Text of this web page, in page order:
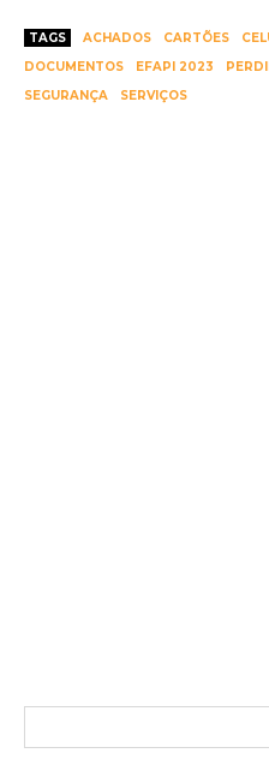
TAGS ACHADOS CARTÕES
DOCUMENTOS
EFAPI 2023
SEGURANÇA
SERVIÇOS